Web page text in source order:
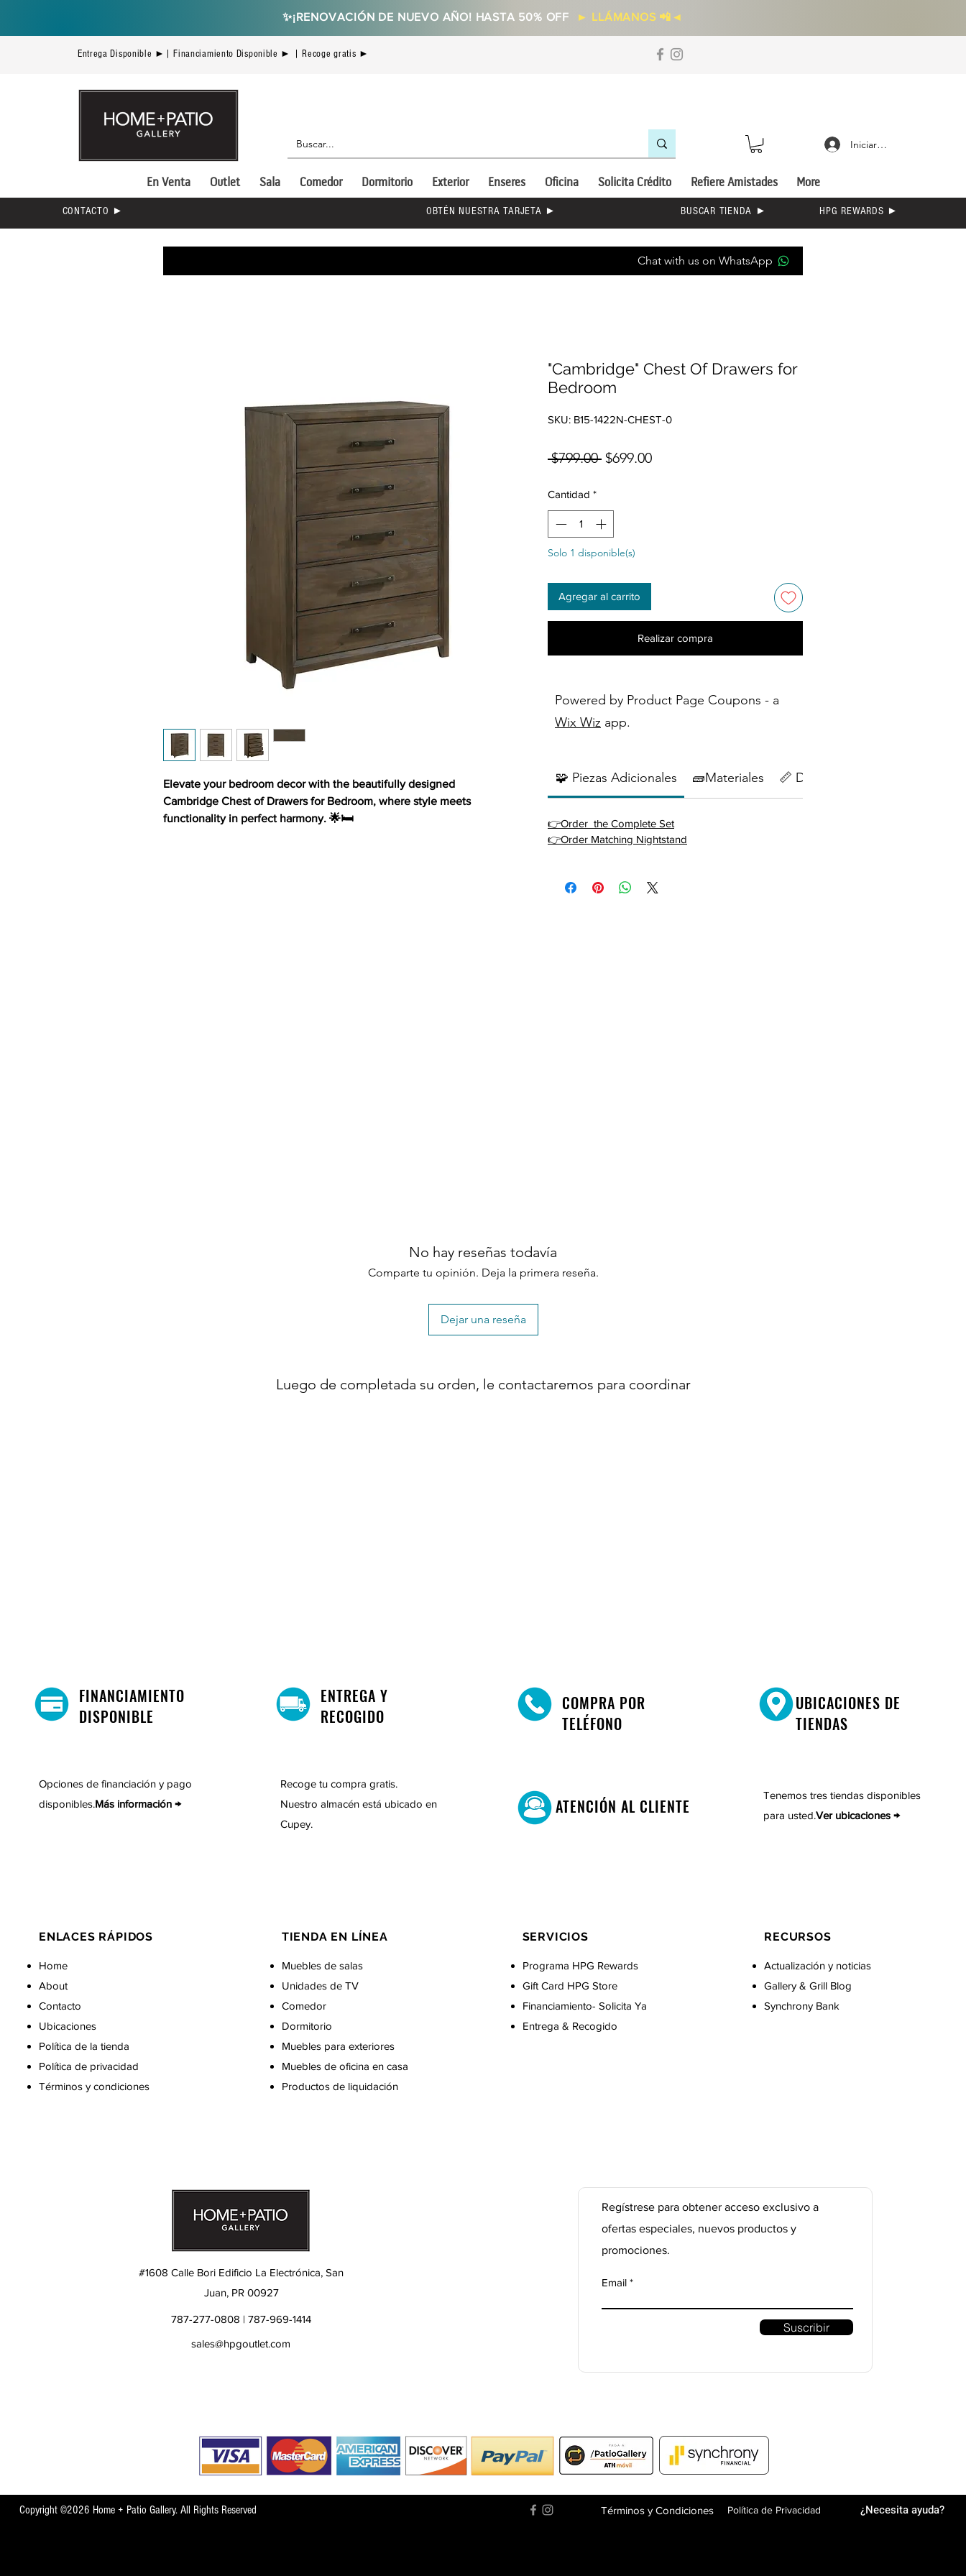
✨¡RENOVACIÓN DE NUEVO AÑO! HASTA 50% OFF ► LLÁMANOS 📲 ◄
Entrega Disponible ►| Financiamiento Disponible ► | Recoge gratis ►
Iniciar sesión
En Venta Outlet Sala Comedor Dormitorio Exterior Enseres Oficina Solicita Crédito Refiere Amistades More
CONTACTO ► OBTÉN NUESTRA TARJETA ► BUSCAR TIENDA ► HPG REWARDS ►
Chat with us on WhatsApp
Elevate your bedroom decor with the beautifully designed
Cambridge Chest of Drawers for Bedroom, where style meets
functionality in perfect harmony. 🌟🛏️
"Cambridge" Chest Of Drawers for
Bedroom
SKU: B15-1422N-CHEST-0
$799.00 Precio
$699.00Precio de oferta
Cantidad *
Solo 1 disponible(s)
Agregar al carrito
Realizar compra
Powered by Product Page Coupons - a
Wix Wiz app.
🧩 Piezas Adicionales 🧱Materiales 📏 Dimensiones
👉Order the Complete Set
👉Order Matching Nightstand
No hay reseñas todavía
Comparte tu opinión. Deja la primera reseña.
Dejar una reseña
Luego de completada su orden, le contactaremos para coordinar
FINANCIAMIENTO
DISPONIBLE
Opciones de financiación y pago
disponibles.Más información →
ENTREGA Y
RECOGIDO
Recoge tu compra gratis.
Nuestro almacén está ubicado en
Cupey.
COMPRA POR
TELÉFONO
ATENCIÓN AL CLIENTE
UBICACIONES DE
TIENDAS
Tenemos tres tiendas disponibles
para usted.Ver ubicaciones →
ENLACES RÁPIDOS
Home
About
Contacto
Ubicaciones
Política de la tienda
Política de privacidad
Términos y condiciones
TIENDA EN LÍNEA
Muebles de salas
Unidades de TV
Comedor
Dormitorio
Muebles para exteriores
Muebles de oficina en casa
Productos de liquidación
SERVICIOS
Programa HPG Rewards
Gift Card HPG Store
Financiamiento- Solicita Ya
Entrega & Recogido
RECURSOS
Actualización y noticias
Gallery & Grill Blog
Synchrony Bank
#1608 Calle Bori Edificio La Electrónica, San
Juan, PR 00927
787-277-0808 | 787-969-1414
sales@hpgoutlet.com
Regístrese para obtener acceso exclusivo a
ofertas especiales, nuevos productos y
promociones.
Email
Suscribir
Copyright ©2026 Home + Patio Gallery. All Rights Reserved Términos y Condiciones Política de Privacidad ¿Necesita ayuda?